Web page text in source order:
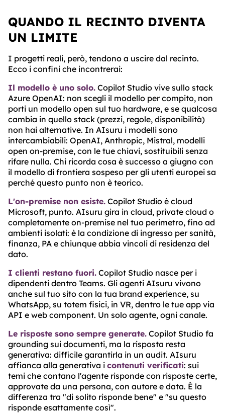
QUANDO IL RECINTO DIVENTA
UN LIMITE
I progetti reali, però, tendono a uscire dal recinto.
Ecco i confini che incontrerai:
Il modello è uno solo. Copilot Studio vive sullo stack
Azure OpenAI: non scegli il modello per compito, non
porti un modello open sul tuo hardware, e se qualcosa
cambia in quello stack (prezzi, regole, disponibilità)
non hai alternative. In AIsuru i modelli sono
intercambiabili: OpenAI, Anthropic, Mistral, modelli
open on-premise, con le tue chiavi, sostituibili senza
rifare nulla. Chi ricorda cosa è successo a giugno con
il modello di frontiera sospeso per gli utenti europei sa
perché questo punto non è teorico.
L'on-premise non esiste. Copilot Studio è cloud
Microsoft, punto. AIsuru gira in cloud, private cloud o
completamente on-premise nel tuo perimetro, fino ad
ambienti isolati: è la condizione di ingresso per sanità,
finanza, PA e chiunque abbia vincoli di residenza del
dato.
I clienti restano fuori. Copilot Studio nasce per i
dipendenti dentro Teams. Gli agenti AIsuru vivono
anche sul tuo sito con la tua brand experience, su
WhatsApp, su totem fisici, in VR, dentro le tue app via
API e web component. Un solo agente, ogni canale.
Le risposte sono sempre generate. Copilot Studio fa
grounding sui documenti, ma la risposta resta
generativa: difficile garantirla in un audit. AIsuru
affianca alla generativa i contenuti verificati: sui
temi che contano l'agente risponde con risposte certe,
approvate da una persona, con autore e data. È la
differenza tra "di solito risponde bene" e "su questo
risponde esattamente così".